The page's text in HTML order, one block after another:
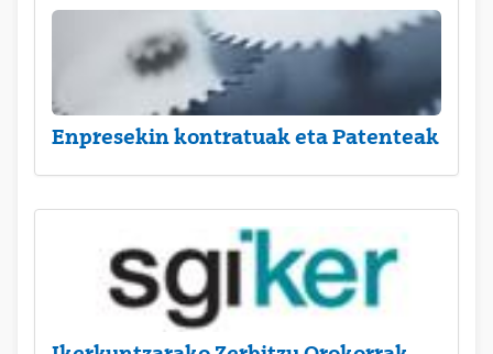
Enpresekin kontratuak eta Patenteak